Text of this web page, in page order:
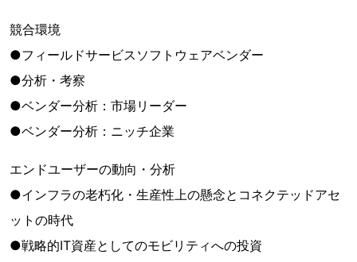
競合環境
●フィールドサービスソフトウェアベンダー
●分析・考察
●ベンダー分析：市場リーダー
●ベンダー分析：ニッチ企業
エンドユーザーの動向・分析
●インフラの老朽化・生産性上の懸念とコネクテッドアセ
ットの時代
●戦略的IT資産としてのモビリティへの投資